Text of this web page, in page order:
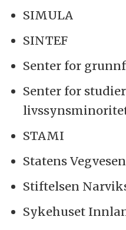
SIMULA
SINTEF
Senter for
Senter for
STAMI
Statens
Stiftelsen
Sykehuset